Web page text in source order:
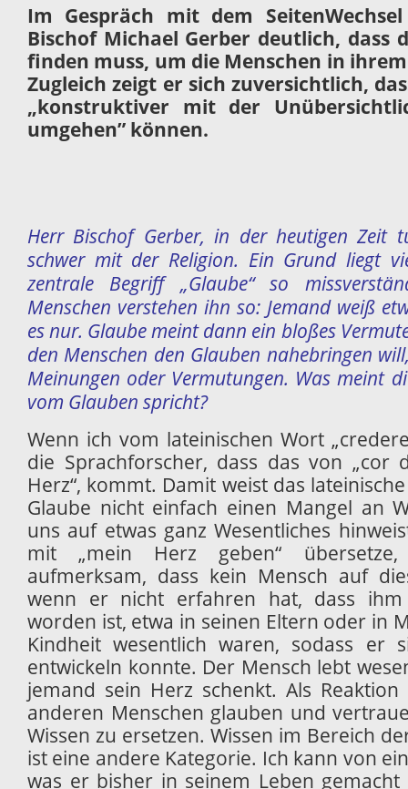
Im Gespräch mit dem
Bischof Michael Gerber deutlich, dass
finden muss, um die Menschen in
Zugleich zeigt er sich zuversichtlich,
„konstruktiver mit der
umgehen” können.
Herr Bischof Gerber, in der heutigen Zeit
schwer mit der Religion. Ein Grund liegt
zentrale Begriff „Glaube“ so
Menschen verstehen ihn so: Jemand weiß
es nur. Glaube meint dann ein bloßes
den Menschen den Glauben nahebringen
Meinungen oder Vermutungen. Was meint
vom Glauben spricht?
Wenn ich vom lateinischen Wort
die Sprachforscher, dass das von „cor
Herz“, kommt. Damit weist das
Glaube nicht einfach einen Mangel an
uns auf etwas ganz Wesentliches
mit „mein Herz geben“
aufmerksam, dass kein Mensch auf
wenn er nicht erfahren hat, dass ihm
worden ist, etwa in seinen Eltern oder in
Kindheit wesentlich waren, sodass er
entwickeln konnte. Der Mensch lebt
jemand sein Herz schenkt. Als
anderen Menschen glauben und
Wissen zu ersetzen. Wissen im Bereich
ist eine andere Kategorie. Ich kann von
was er bisher in seinem Leben